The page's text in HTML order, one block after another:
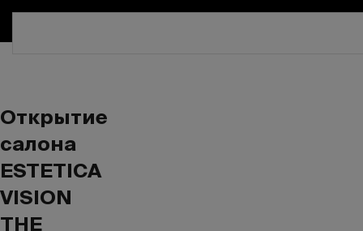
Открытие
салона
ESTETICA
VISION
THE